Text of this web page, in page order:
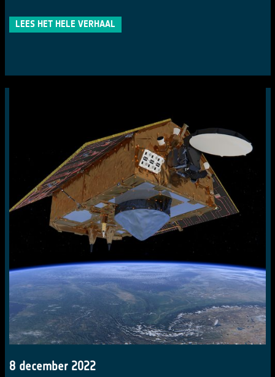
LEES HET HELE VERHAAL
8 december 2022